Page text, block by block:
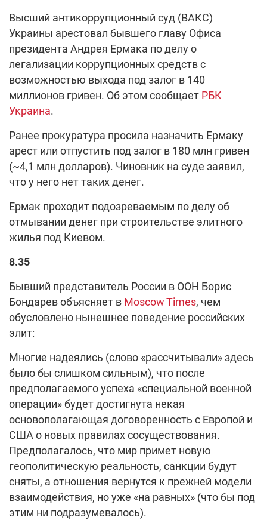
Высший антикоррупционный суд (ВАКС)
Украины арестовал бывшего главу Офиса
президента Андрея Ермака по делу о
легализации коррупционных средств с
возможностью выхода под залог в 140
миллионов гривен. Об этом сообщает РБК
Украина.
Ранее прокуратура просила назначить Ермаку
арест или отпустить под залог в 180 млн гривен
(~4,1 млн долларов). Чиновник на суде заявил,
что у него нет таких денег.
Ермак проходит подозреваемым по делу об
отмывании денег при строительстве элитного
жилья под Киевом.
8.35
Бывший представитель России в ООН Борис
Бондарев объясняет в Moscow Times, чем
обусловлено нынешнее поведение российских
элит:
Многие надеялись (слово «рассчитывали» здесь
было бы слишком сильным), что после
предполагаемого успеха «специальной военной
операции» будет достигнута некая
основополагающая договоренность с Европой и
США о новых правилах сосуществования.
Предполагалось, что мир примет новую
геополитическую реальность, санкции будут
сняты, а отношения вернутся к прежней модели
взаимодействия, но уже «на равных» (что бы под
этим ни подразумевалось).